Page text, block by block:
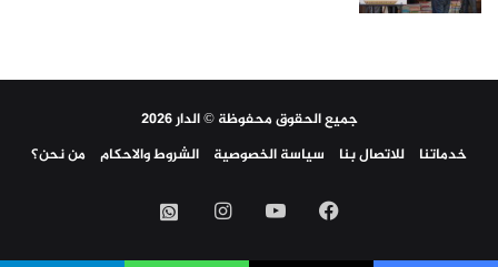
جميع الحقوق محفوظة © الدار 2026
خدماتنا
للاتصال بنا سياسة الخصوصية الشروط والاحكام من نحن؟
فيسبوك‫YouTubeانستقرامواتساب